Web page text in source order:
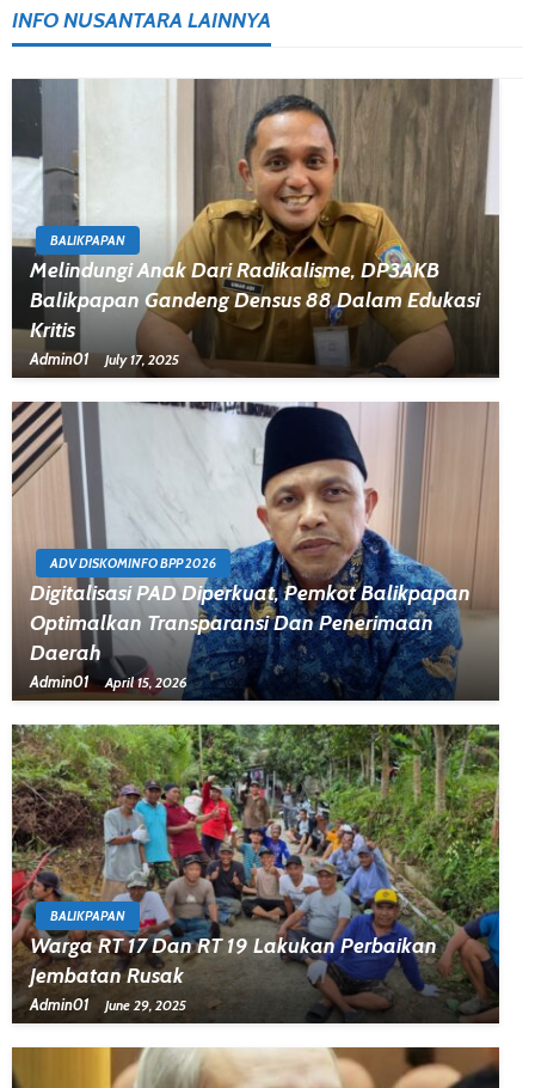
INFO NUSANTARA LAINNYA
BALIKPAPAN
Melindungi Anak Dari Radikalisme, DP3AKB
Balikpapan Gandeng Densus 88 Dalam Edukasi
Kritis
Admin01 July 17, 2025
ADV DISKOMINFO BPP 2026
Digitalisasi PAD Diperkuat, Pemkot Balikpapan
Optimalkan Transparansi Dan Penerimaan
Daerah
Admin01 April 15, 2026
BALIKPAPAN
Warga RT 17 Dan RT 19 Lakukan Perbaikan
Jembatan Rusak
Admin01 June 29, 2025